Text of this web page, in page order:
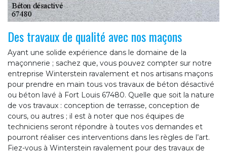
Des travaux de qualité avec nos maçons
Ayant une solide expérience dans le domaine de la
maçonnerie ; sachez que, vous pouvez compter sur notre
entreprise Winterstein ravalement et nos artisans maçons
pour prendre en main tous vos travaux de béton désactivé
ou béton lavé à Fort Louis 67480. Quelle que soit la nature
de vos travaux : conception de terrasse, conception de
cours, ou autres ; il est à noter que nos équipes de
techniciens seront répondre à toutes vos demandes et
pourront réaliser ces interventions dans les règles de l’art.
Fiez-vous à Winterstein ravalement pour des travaux de